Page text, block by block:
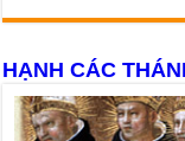
HẠNH CÁC